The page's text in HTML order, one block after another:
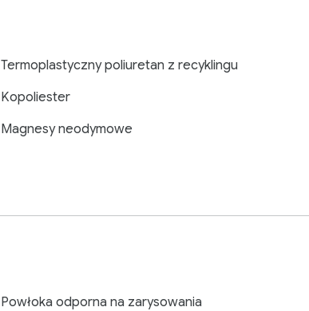
Termoplastyczny poliuretan z recyklingu
Kopoliester
Magnesy neodymowe
Powłoka odporna na zarysowania